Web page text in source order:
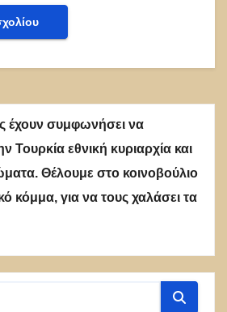
έχουν συμφωνήσει να
εθνική κυριαρχία και
Θέλουμε στο κοινοβούλιο
κόμμα, για να τους χαλάσει τα